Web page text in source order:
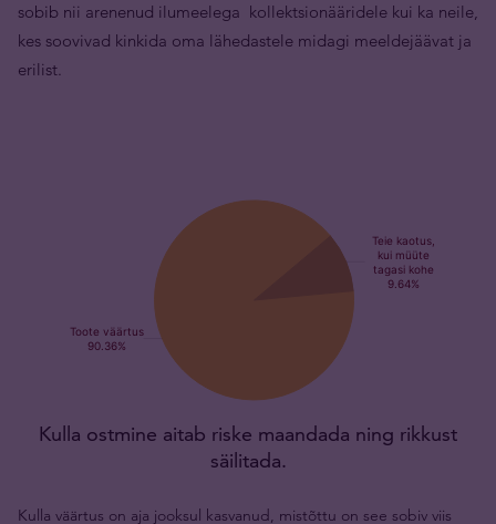
sobib nii arenenud ilumeelega kollektsionääridele kui ka neile,
kes soovivad kinkida oma lähedastele midagi meeldejäävat ja
erilist.
Kulla ostmine aitab riske maandada ning rikkust
säilitada.
Kulla väärtus on aja jooksul kasvanud, mistõttu on see sobiv viis